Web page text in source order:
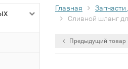
Главная
Сливной шланг
Предыдущий товар